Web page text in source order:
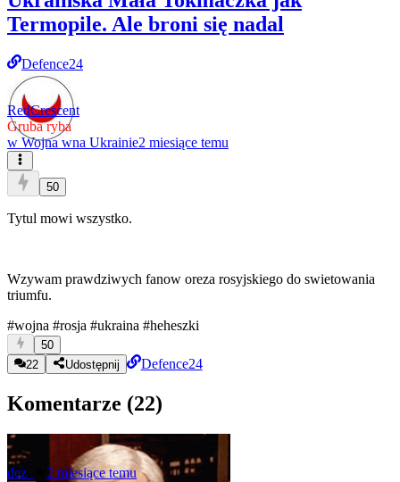
Termopile. Ale broni się nadal
Defence24
RedCrescent
Gruba ryba
w Wojna wna Ukrainie2 miesiące temu
50
Tytul mowi wszystko.
Wzywam prawdziwych fanow oreza rosyjskiego do swietowania
triumfu.
#wojna #rosja #ukraina #heheszki
50
22
Udostępnij Defence24
Komentarze (22)
dez_ 2 miesiące temu